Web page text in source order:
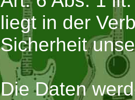
liegt in der
Sicherheit
Die Daten